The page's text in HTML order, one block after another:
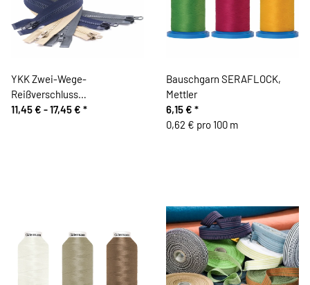
YKK Zwei-Wege-
Reißverschluss
Kunststoffzahn
11,45 € -17,45 € *
Bauschgarn SERAFLOCK,
Mettler
6,15 € *
0,62 € pro 100 m